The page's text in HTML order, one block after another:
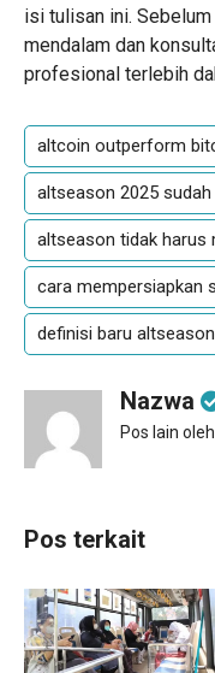
isi tulisan ini.
mendalam dan
profesional terlebih
altcoin outperform
altseason 2025
altseason tidak harus
cara mempersiapkan
definisi baru
Nazwa
Pos lain
Pos terkait